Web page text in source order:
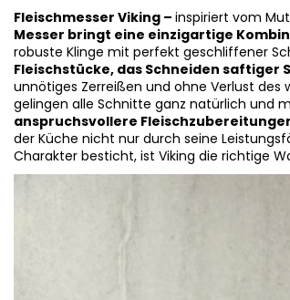
Fleischmesser Viking – inspiriert vom
Messer bringt eine einzigartige
robuste Klinge mit perfekt geschliffener
Fleischstücke, das Schneiden saftiger
unnötiges Zerreißen und ohne Verlust des
gelingen alle Schnitte ganz natürlich und
anspruchsvollere
der Küche nicht nur durch seine
Charakter besticht, ist Viking die richtige